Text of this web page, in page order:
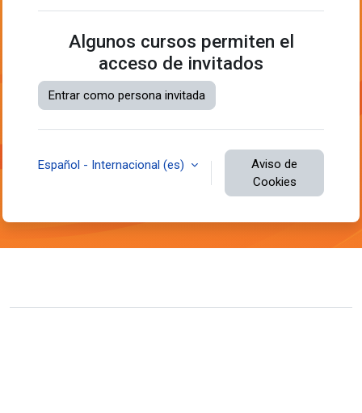
Algunos cursos permiten el
acceso de invitados
Entrar como persona invitada
Español - Internacional ‎(es)‎
Aviso de
Cookies